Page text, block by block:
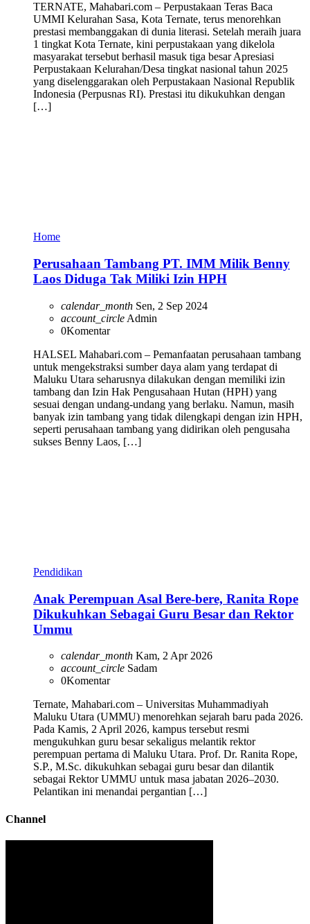
TERNATE, Mahabari.com – Perpustakaan Teras Baca
UMMI Kelurahan Sasa, Kota Ternate, terus menorehkan
prestasi membanggakan di dunia literasi. Setelah meraih juara
1 tingkat Kota Ternate, kini perpustakaan yang dikelola
masyarakat tersebut berhasil masuk tiga besar Apresiasi
Perpustakaan Kelurahan/Desa tingkat nasional tahun 2025
yang diselenggarakan oleh Perpustakaan Nasional Republik
Indonesia (Perpusnas RI). Prestasi itu dikukuhkan dengan
[…]
Home
Perusahaan Tambang PT. IMM Milik Benny
Laos Diduga Tak Miliki Izin HPH
calendar_month Sen, 2 Sep 2024
account_circle Admin
0Komentar
HALSEL Mahabari.com – Pemanfaatan perusahaan tambang
untuk mengekstraksi sumber daya alam yang terdapat di
Maluku Utara seharusnya dilakukan dengan memiliki izin
tambang dan Izin Hak Pengusahaan Hutan (HPH) yang
sesuai dengan undang-undang yang berlaku. Namun, masih
banyak izin tambang yang tidak dilengkapi dengan izin HPH,
seperti perusahaan tambang yang didirikan oleh pengusaha
sukses Benny Laos, […]
Pendidikan
Anak Perempuan Asal Bere-bere, Ranita Rope
Dikukuhkan Sebagai Guru Besar dan Rektor
Ummu
calendar_month Kam, 2 Apr 2026
account_circle Sadam
0Komentar
Ternate, Mahabari.com – Universitas Muhammadiyah
Maluku Utara (UMMU) menorehkan sejarah baru pada 2026.
Pada Kamis, 2 April 2026, kampus tersebut resmi
mengukuhkan guru besar sekaligus melantik rektor
perempuan pertama di Maluku Utara. Prof. Dr. Ranita Rope,
S.P., M.Sc. dikukuhkan sebagai guru besar dan dilantik
sebagai Rektor UMMU untuk masa jabatan 2026–2030.
Pelantikan ini menandai pergantian […]
Channel